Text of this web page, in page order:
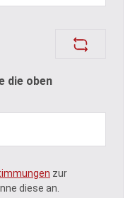
die oben
zur
diese an.